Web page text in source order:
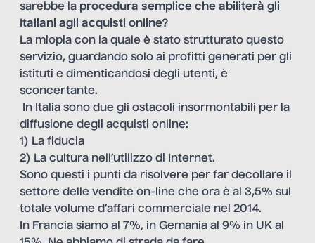
sarebbe la procedura semplice che abiliterà gli
Italiani agli acquisti online?
La miopia con la quale è stato strutturato questo
servizio, guardando solo ai profitti generati per gli
istituti e dimenticandosi degli utenti, è
sconcertante.
In Italia sono due gli ostacoli insormontabili per la
diffusione degli acquisti online:
1) La fiducia
2) La cultura nell’utilizzo di Internet.
Sono questi i punti da risolvere per far decollare il
settore delle vendite on-line che ora è al 3,5% sul
totale volume d’affari commerciale nel 2014.
In Francia siamo al 7%, in Gemania al 9% in UK al